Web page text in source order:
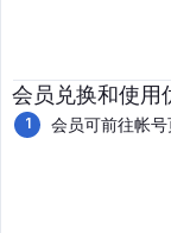
会员兑换和使用
会员可前往帐